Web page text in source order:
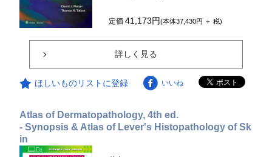
定価41,173円(本体37,430円 ＋ 税)
詳しく見る
ほしいものリストに登録 いいね
Atlas of Dermatopathology, 4th ed.
- Synopsis & Atlas of Lever's Histopathology of Sk
in